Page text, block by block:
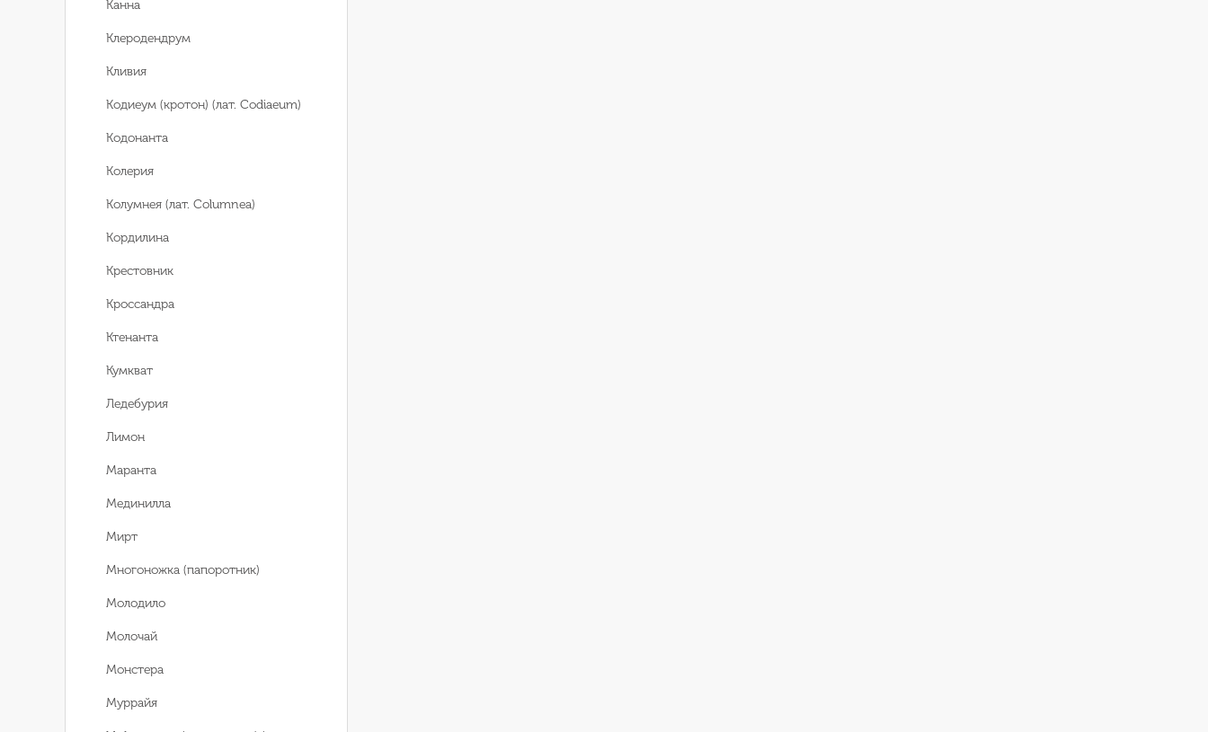
Канна
Клеродендрум
Кливия
Кодиеум (кротон) (лат. Codiaeum)
Кодонанта
Колерия
Колумнея (лат. Columnea)
Кордилина
Крестовник
Кроссандра
Ктенанта
Кумкват
Ледебурия
Лимон
Маранта
Мединилла
Мирт
Многоножка (папоротник)
Молодило
Молочай
Монстера
Муррайя